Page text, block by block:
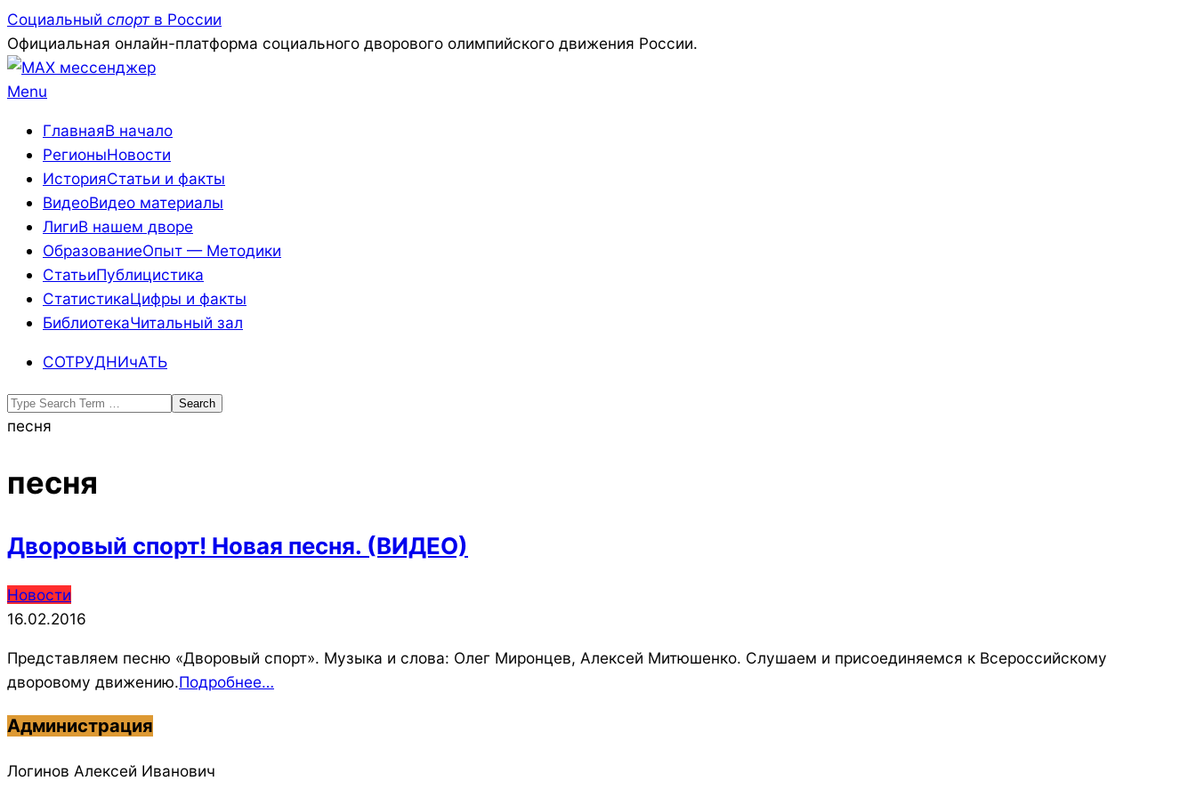
Skip
to
content
Социальный спорт в России
Официальная онлайн-платформа социального дворового олимпийского движения России.
Primary
Menu
Menu
ГлавнаяВ начало
РегионыНовости
ИсторияСтатьи и факты
ВидеоВидео материалы
ЛигиВ нашем дворе
ОбразованиеОпыт — Методики
СтатьиПублицистика
СтатистикаЦифры и факты
БиблиотекаЧитальный зал
СОТРУДНИчАТЬ
Search
песня
песня
Дворовый спорт! Новая песня. (ВИДЕО)
2016-
02-
Новости
16.02.2016
Представляем песню «Дворовый спорт». Музыка и слова: Олег Миронцев, Алексей Митюшенко. Слушаем и присоединяемся к Всероссийскому
дворовому движению.Подробнее…
Администрация
Логинов Алексей Иванович